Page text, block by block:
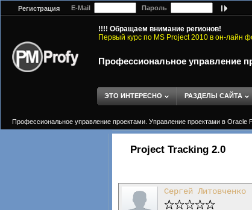
Регистрация E-Mail Пароль
!!!! Обращаем внимание регионов!
Первый курс по MS Project 2010 в он-лайн
Профессиональное управление
ЭТО ИНТЕРЕСНО РАЗДЕЛЫ САЙТА
Профессиональное управление проектами. Управление проектами в Oracle
Project Tracking 2.0
Сергей Литовченко